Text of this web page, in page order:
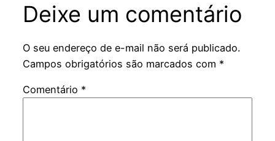
Deixe um comentário
O seu endereço de e-mail não será publicado.
Campos obrigatórios são marcados com *
Comentário *